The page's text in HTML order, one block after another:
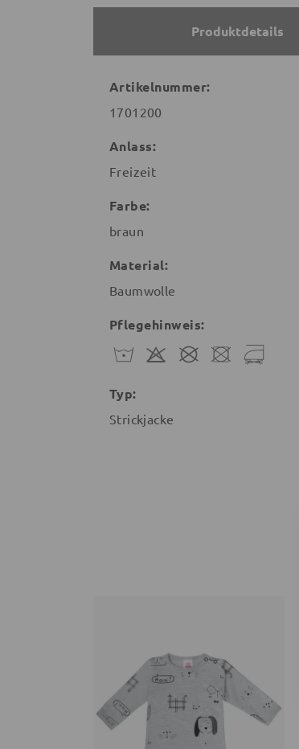
Produktdetails
Artikelnummer:
1701200
Anlass:
Freizeit
Farbe:
braun
Material:
Baumwolle
Pflegehinweis:
Typ:
Strickjacke